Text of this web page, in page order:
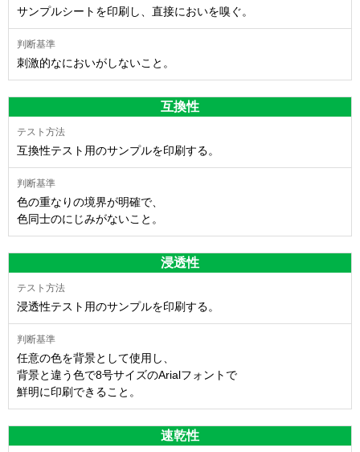
サンプルシートを印刷し、直接においを嗅ぐ。
刺激的なにおいがしないこと。
互換性
互換性テスト用のサンプルを印刷する。
色の重なりの境界が明確で、
色同士のにじみがないこと。
浸透性
浸透性テスト用のサンプルを印刷する。
任意の色を背景として使用し、
背景と違う色で8号サイズのArialフォントで
鮮明に印刷できること。
速乾性